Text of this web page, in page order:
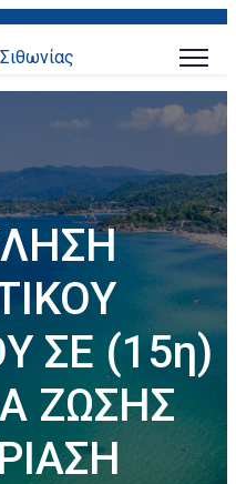
ΣΕ (15η)
ΖΩΣΗΣ